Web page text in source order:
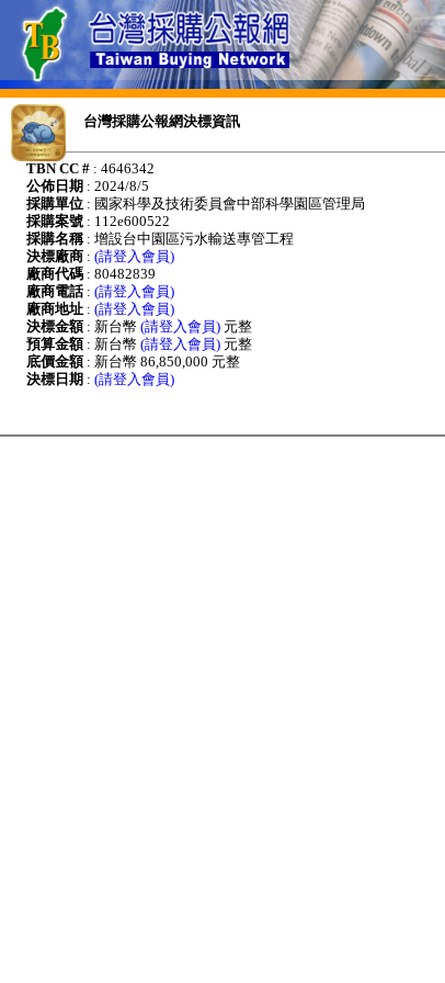
台灣採購公報網決標資訊
TBN CC # : 4646342
公佈日期 : 2024/8/5
採購單位 : 國家科學及技術委員會中部科學園區管理局
採購案號 : 112e600522
採購名稱: 增設台中園區污水輸送專管工程
決標廠商 : (請登入會員)
廠商代碼 : 80482839
廠商電話: (請登入會員)
廠商地址 : (請登入會員)
決標金額: 新台幣 (請登入會員) 元整
預算金額: 新台幣 (請登入會員) 元整
底價金額: 新台幣 86,850,000 元整
決標日期 : (請登入會員)